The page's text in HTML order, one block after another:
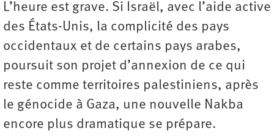
L’heure est grave. Si Israël, avec l’aide active
des États-Unis, la complicité des pays
occidentaux et de certains pays arabes,
poursuit son projet d’annexion de ce qui
reste comme territoires palestiniens, après
le génocide à Gaza, une nouvelle Nakba
encore plus dramatique se prépare.